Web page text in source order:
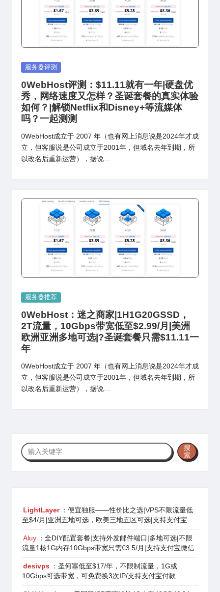
Posted
服务器评测
0WebHost评测：$11.11就有一年|硬盘优
秀，网络速度又怎样？圣诞套餐的真实体验
如何？|解锁Netflix和Disney+等流媒体
吗？一起测测
0WebHost成立于 2007 年（也有网上消息说是2024年才成
立，但客服说是公司成立于2001年，但域名去年到期，所
以改名后重新运营），据说…
Posted
服务器推荐
0WebHost：迷之商家|1H1G20GSSD，
2T流量，10Gbps带宽低至$2.99/月|美洲
欧洲亚洲多地可选|?圣诞套餐只需$11.11一
年
0WebHost成立于 2007 年（也有网上消息说是2024年才成
立，但客服说是公司成立于2001年，但域名去年到期，所
以改名后重新运营），据说…
搜
索
搜
索
LightLayer ：便宜独服——性价比之选|VPS不限流量低
至$4/月|亚洲五地可选，欧美三地五区可选|支持支付宝
Aluy ：全DIY配置套餐|支持外发邮件端口|多地可选|不限
流量1核1G内存10Gbps带宽只需€3.5/月|支持支付宝微信
desivps
：圣何塞低至$17/年，不限制流量，1G或
10Gbps可选带宽，可免费换3次IP/支持支付宝付款